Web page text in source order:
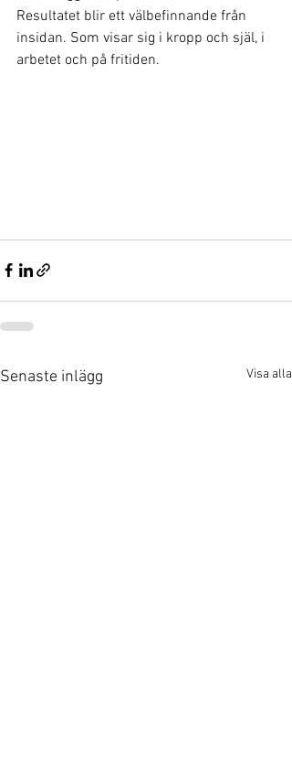
Resultatet blir ett välbefinnande från
insidan. Som visar sig i kropp och själ, i
arbetet och på fritiden.
Senaste inlägg Visa alla